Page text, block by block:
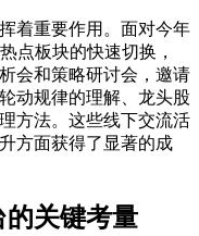
着重要作用。面对今年
点板块的快速切换，
会和策略研讨会，邀请
动规律的理解、龙头股
方法。这些线下交流活
方面获得了显著的成
的关键考量